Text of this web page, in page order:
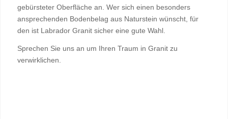
gebürsteter Oberfläche an. Wer sich einen besonders
ansprechenden Bodenbelag aus Naturstein wünscht, für
den ist Labrador Granit sicher eine gute Wahl.
Sprechen Sie uns an um Ihren Traum in Granit zu
verwirklichen.